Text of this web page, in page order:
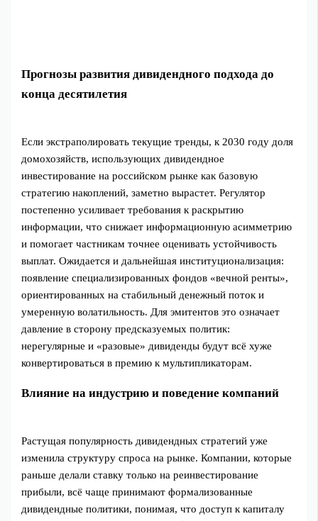
Прогнозы развития дивидендного подхода до
конца десятилетия
Если экстраполировать текущие тренды, к 2030 году доля
домохозяйств, использующих дивидендное
инвестирование на российском рынке как базовую
стратегию накоплений, заметно вырастет. Регулятор
постепенно усиливает требования к раскрытию
информации, что снижает информационную асимметрию
и помогает частникам точнее оценивать устойчивость
выплат. Ожидается и дальнейшая институционализация:
появление специализированных фондов «вечной ренты»,
ориентированных на стабильный денежный поток и
умеренную волатильность. Для эмитентов это означает
давление в сторону предсказуемых политик:
нерегулярные и «разовые» дивиденды будут всё хуже
конвертироваться в премию к мультипликаторам.
Влияние на индустрию и поведение компаний
Растущая популярность дивидендных стратегий уже
изменила структуру спроса на рынке. Компании, которые
раньше делали ставку только на реинвестирование
прибыли, всё чаще принимают формализованные
дивидендные политики, понимая, что доступ к капиталу